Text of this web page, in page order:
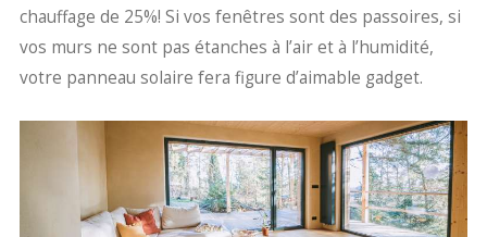
chauffage de 25%! Si vos fenêtres sont des passoires, si
vos murs ne sont pas étanches à l’air et à l’humidité,
votre panneau solaire fera figure d’aimable gadget.